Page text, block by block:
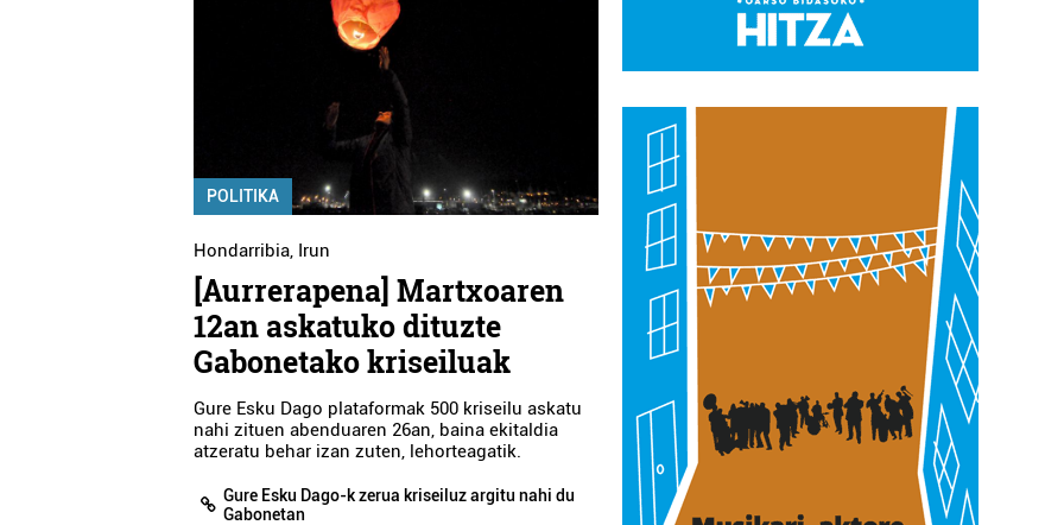
POLITIKA
Hondarribia, Irun
[Aurrerapena] Martxoaren
12an askatuko dituzte
Gabonetako kriseiluak
Gure Esku Dago plataformak 500 kriseilu askatu
nahi zituen abenduaren 26an, baina ekitaldia
atzeratu behar izan zuten, lehorteagatik.
Gure Esku Dago-k zerua kriseiluz argitu nahi du
Gabonetan